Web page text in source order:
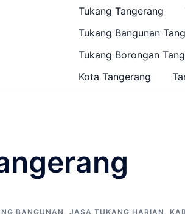
Tukang Tangerang
Tukang Bangunan
Tukang Borongan
Kota Tangerang
BANGUNAN , JASA TUKANG HARIAN ,